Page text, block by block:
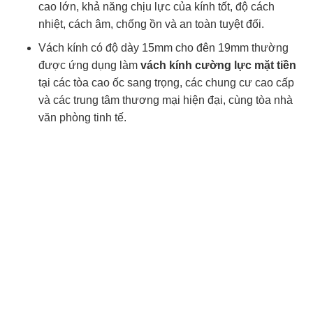
cao lớn, khả năng chịu lực của kính tốt, độ cách
nhiệt, cách âm, chống ồn và an toàn tuyệt đối.
Vách kính có độ dày 15mm cho đên 19mm thường
được ứng dụng làm vách kính cường lực mặt tiền
tại các tòa cao ốc sang trọng, các chung cư cao cấp
và các trung tâm thương mại hiện đại, cùng tòa nhà
văn phòng tinh tế.